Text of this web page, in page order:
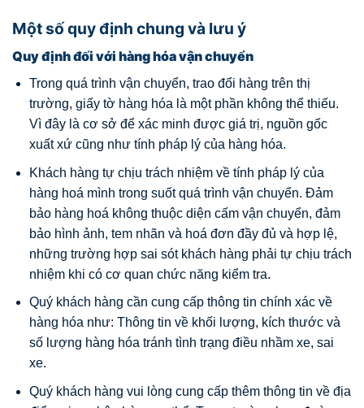
Một số quy định chung và lưu ý
Quy định đối với hàng hóa vận chuyển
Trong quá trình vận chuyển, trao đổi hàng trên thị
trường, giấy tờ hàng hóa là một phần không thể thiếu.
Vì đây là cơ sở để xác minh được giá trị, nguồn gốc
xuất xứ cũng như tính pháp lý của hàng hóa.
Khách hàng tự chịu trách nhiệm về tính pháp lý của
hàng hoá mình trong suốt quá trình vận chuyển. Đảm
bảo hàng hoá không thuộc diện cấm vận chuyển, đảm
bảo hình ảnh, tem nhãn và hoá đơn đầy đủ và hợp lệ,
những trường hợp sai sót khách hàng phải tự chịu trách
nhiệm khi có cơ quan chức năng kiểm tra.
Quý khách hàng cần cung cấp thông tin chính xác về
hàng hóa như: Thông tin về khối lượng, kích thước và
số lượng hàng hóa tránh tình trạng điều nhầm xe, sai
xe.
Quý khách hàng vui lòng cung cấp thêm thông tin về địa